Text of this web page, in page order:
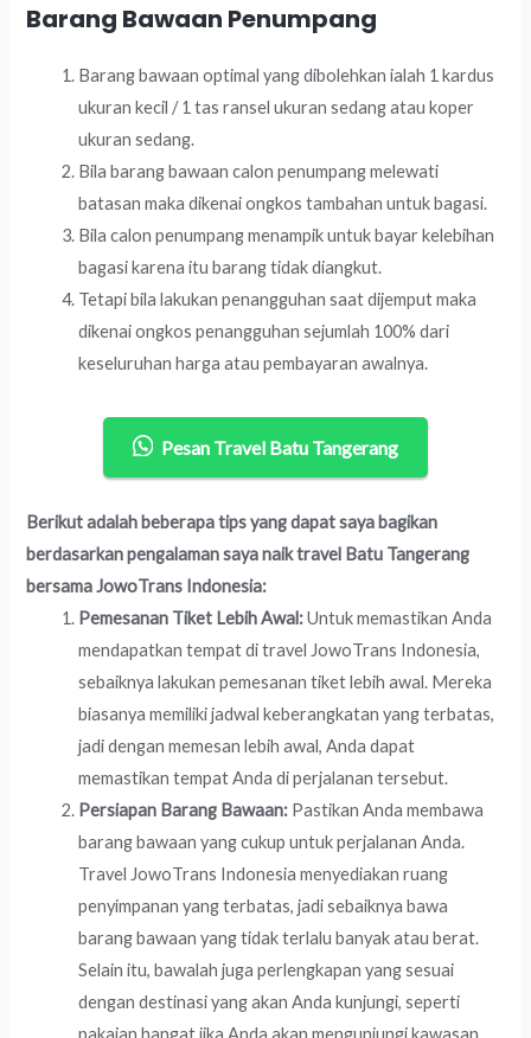
Barang Bawaan Penumpang
Barang bawaan optimal yang dibolehkan ialah 1 kardus
ukuran kecil / 1 tas ransel ukuran sedang atau koper
ukuran sedang.
Bila barang bawaan calon penumpang melewati
batasan maka dikenai ongkos tambahan untuk bagasi.
Bila calon penumpang menampik untuk bayar kelebihan
bagasi karena itu barang tidak diangkut.
Tetapi bila lakukan penangguhan saat dijemput maka
dikenai ongkos penangguhan sejumlah 100% dari
keseluruhan harga atau pembayaran awalnya.
Pesan Travel Batu Tangerang
Berikut adalah beberapa tips yang dapat saya bagikan
berdasarkan pengalaman saya naik travel Batu Tangerang
bersama JowoTrans Indonesia:
Pemesanan Tiket Lebih Awal:Untuk memastikan Anda
mendapatkan tempat di travel JowoTrans Indonesia,
sebaiknya lakukan pemesanan tiket lebih awal. Mereka
biasanya memiliki jadwal keberangkatan yang terbatas,
jadi dengan memesan lebih awal, Anda dapat
memastikan tempat Anda di perjalanan tersebut.
Persiapan Barang Bawaan: Pastikan Anda membawa
barang bawaan yang cukup untuk perjalanan Anda.
Travel JowoTrans Indonesia menyediakan ruang
penyimpanan yang terbatas, jadi sebaiknya bawa
barang bawaan yang tidak terlalu banyak atau berat.
Selain itu, bawalah juga perlengkapan yang sesuai
dengan destinasi yang akan Anda kunjungi, seperti